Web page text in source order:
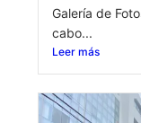
Galería de
cabo...
Leer más